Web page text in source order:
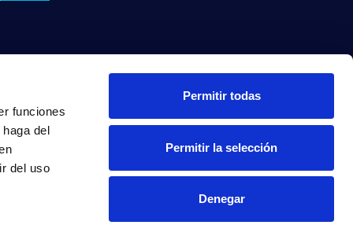
funciones
del
del uso
Permitir todas
Permitir la selección
Denegar